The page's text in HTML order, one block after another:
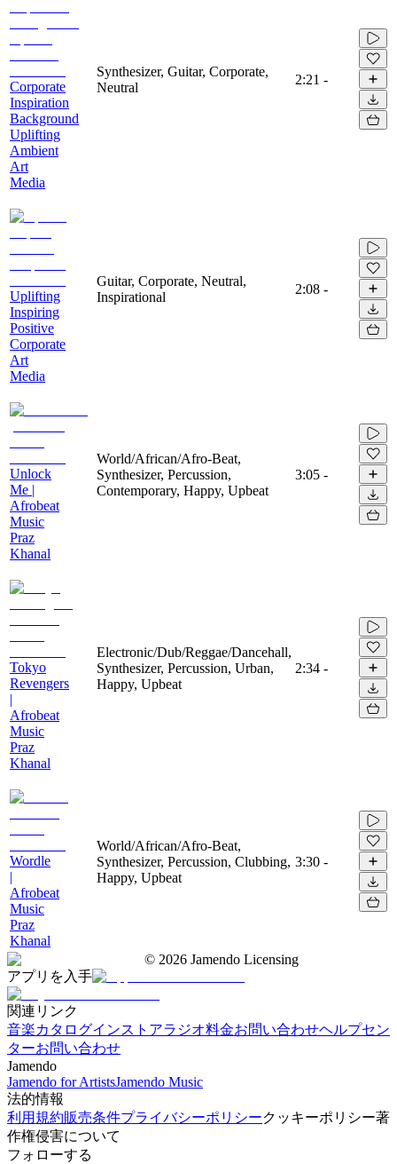
Corporate
Inspiration
Background
Uplifting
Ambient
Art
Media
Synthesizer, Guitar, Corporate,
Neutral
2:21 -
Uplifting
Inspiring
Positive
Corporate
Art
Media
Guitar, Corporate, Neutral,
Inspirational
2:08 -
Unlock
Me |
Afrobeat
Music
Praz
Khanal
World/African/Afro-Beat,
Synthesizer, Percussion,
Contemporary, Happy, Upbeat
3:05 -
Tokyo
Revengers
|
Afrobeat
Music
Praz
Khanal
Electronic/Dub/Reggae/Dancehall,
Synthesizer, Percussion, Urban,
Happy, Upbeat
2:34 -
Wordle
|
Afrobeat
Music
Praz
Khanal
World/African/Afro-Beat,
Synthesizer, Percussion, Clubbing,
Happy, Upbeat
3:30 -
© 2026 Jamendo Licensing
アプリを入手
関連リンク
音楽カタログインストアラジオ料金お問い合わせヘルプセン
ターお問い合わせ
Jamendo
Jamendo for ArtistsJamendo Music
法的情報
利用規約販売条件プライバシーポリシークッキーポリシー著
作権侵害について
フォローする